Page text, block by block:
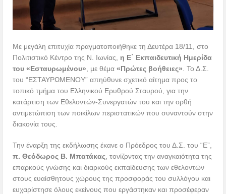
Με μεγάλη επιτυχία πραγματοποιήθηκε τη Δευτέρα 18/11, στο
Πολιτιστικό Κέντρο της Ν. Ιωνίας,η Ε΄ Εκπαιδευτική Ημερίδα
του «Εσταυρωμένου» , με θέμα«Πρώτες βοήθειες» . Το Δ.Σ.
του “ΕΣΤΑΥΡΩΜΕΝΟΥ” απηύθυνε σχετικό αίτημα προς το
τοπικό τμήμα του Ελληνικού Ερυθρού Σταυρού, για την
κατάρτιση των Εθελοντών-Συνεργατών του και την ορθή
αντιμετώπιση των ποικίλων περιστατικών που συναντούν στην
διακονία τους.
Την έναρξη της εκδήλωσης έκανε ο Πρόεδρος του Δ.Σ. του “Ε”,
π. Θεόδωρος Β. Μπατάκας , τονίζοντας την αναγκαιότητα της
επαρκούς γνώσης και διαρκούς εκπαίδευσης των εθελοντών
στους ευαίσθητους χώρους της προσφοράς του συλλόγου και
ευχαρίστησε όλους εκείνους που εργάστηκαν και προσέφεραν